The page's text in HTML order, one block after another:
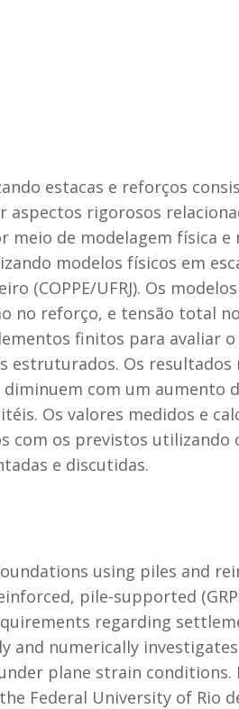
estacas e reforços
rigorosos
meio de modelagem física
modelos físicos em
(COPPE/UFRJ). Os
no reforço, e tensão total
finitos para avaliar
Os
com um aumento
Os valores medidos e
com os previstos utilizando
e discutidas.
using piles and
pile-supported
regarding
and numerically
plane strain
University of Rio de